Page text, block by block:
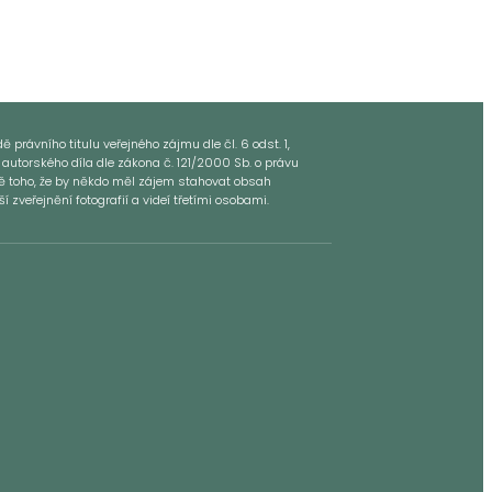
právního titulu veřejného zájmu dle čl. 6 odst. 1,
díla dle zákona č. 121/2000 Sb. o právu
že by někdo měl zájem stahovat obsah
zveřejnění fotografií a videí třetími osobami.